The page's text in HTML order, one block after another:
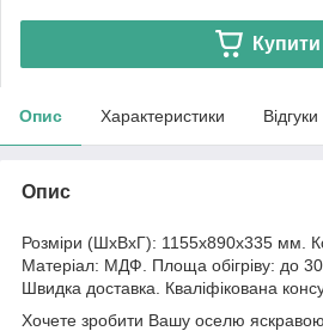
Купити
Опис Характеристики
Опис
Розміри (ШхВхГ): 1155х890х335 мм.
Матеріал: МДФ. Площа обігріву: до 30
Швидка доставка. Кваліфікована
Хочете зробити Вашу оселю